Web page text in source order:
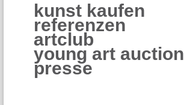
kunst kaufen
referenzen
artclub
young art auction
presse